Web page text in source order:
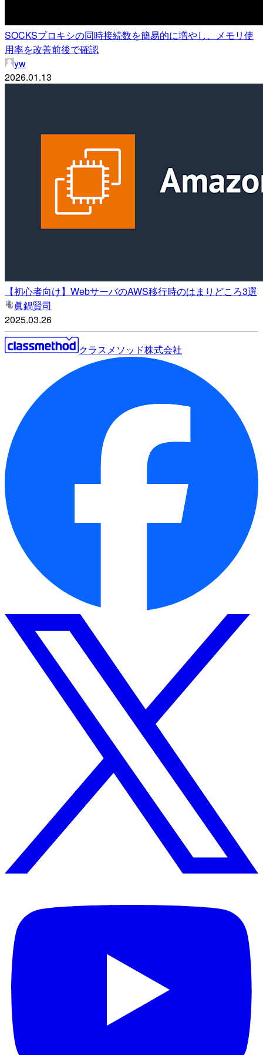
SOCKSプロキシの同時接続数を簡易的に増やし、メモリ使
用率を改善前後で確認
yw
2026.01.13
【初心者向け】WebサーバのAWS移行時のはまりどころ3選
眞鍋賢司
2025.03.26
クラスメソッド株式会社